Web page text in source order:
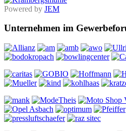
Powered by JEM
Unternehmen im